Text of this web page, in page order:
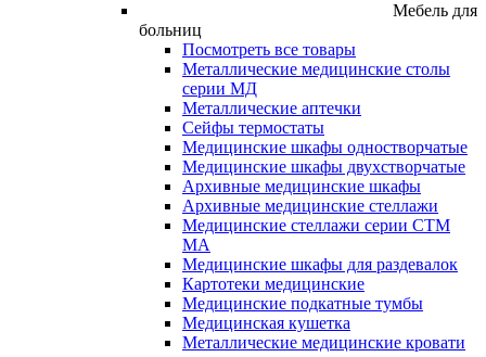
Мебель для
больниц
Посмотреть все товары
Металлические медицинские столы
серии МД
Металлические аптечки
Сейфы термостаты
Медицинские шкафы одностворчатые
Медицинские шкафы двухстворчатые
Архивные медицинские шкафы
Архивные медицинские стеллажи
Медицинские стеллажи серии СТМ
МА
Медицинские шкафы для раздевалок
Картотеки медицинские
Медицинские подкатные тумбы
Медицинская кушетка
Металлические медицинские кровати